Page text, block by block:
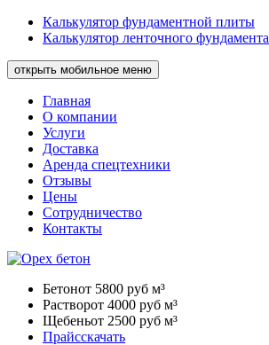
Калькулятор фундаментной плиты
Калькулятор ленточного фундамента
открыть мобильное меню
Главная
О компании
Услуги
Доставка
Аренда спецтехники
Отзывы
Цены
Сотрудничество
Контакты
Бетонот 5800 руб м³
Растворот 4000 руб м³
Щебеньот 2500 руб м³
Прайсскачать